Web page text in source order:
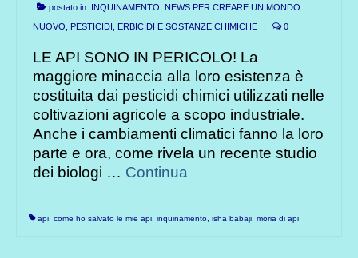
postato in: INQUINAMENTO
NEWS PER CREARE UN MONDO
NUOVO
PESTICIDI, ERBICIDI E SOSTANZE CHIMICHE | 0
LE API SONO IN PERICOLO! La
maggiore minaccia alla loro esistenza è
costituita dai pesticidi chimici utilizzati nelle
coltivazioni agricole a scopo industriale.
Anche i cambiamenti climatici fanno la loro
parte e ora, come rivela un recente studio
dei biologi … Continua
api come ho salvato le mie api inquinamento isha babaji moria di api